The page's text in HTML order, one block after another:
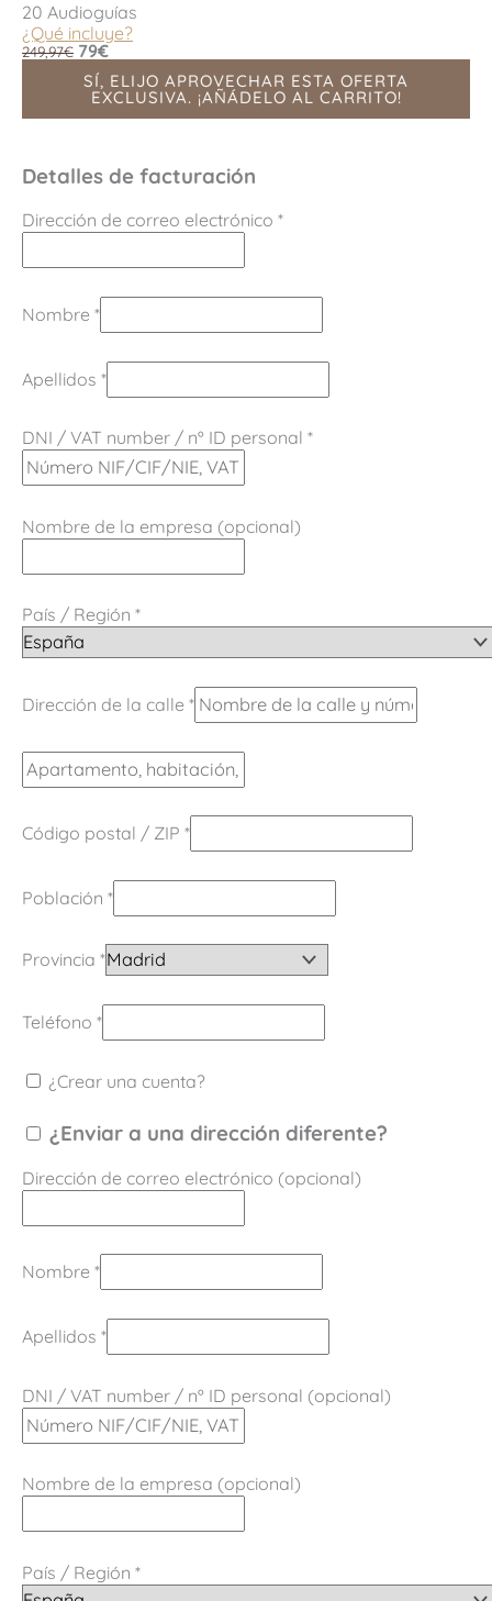
20 Audioguías
¿Qué incluye?
249,97€ 79€
SÍ, ELIJO APROVECHAR ESTA OFERTA
EXCLUSIVA. ¡AÑÁDELO AL CARRITO!
Detalles de facturación
Dirección de correo electrónico *
Nombre *
Apellidos *
DNI / VAT number / nº ID personal *
Nombre de la empresa (opcional)
País / Región *
Dirección de la calle *
Código postal / ZIP *
Población *
Provincia *
Teléfono *
¿Crear una cuenta?
¿Enviar a una dirección diferente?
Dirección de correo electrónico (opcional)
Nombre *
Apellidos *
DNI / VAT number / nº ID personal (opcional)
Nombre de la empresa (opcional)
País / Región *